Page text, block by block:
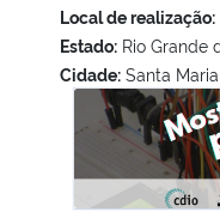
Local de realização:
Estado: Rio Grande
Cidade: Santa Maria
Mostra de